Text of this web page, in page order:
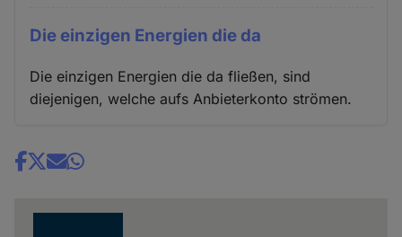
Die einzigen Energien die da
Die einzigen Energien die da fließen, sind
diejenigen, welche aufs Anbieterkonto strömen.
Share